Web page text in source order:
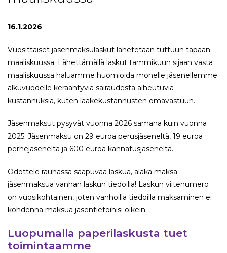
16.1.2026
Vuosittaiset jäsenmaksulaskut lähetetään tuttuun tapaan
maaliskuussa. Lähettämällä laskut tammikuun sijaan vasta
maaliskuussa haluamme huomioida monelle jäsenellemme
alkuvuodelle kerääntyviä sairaudesta aiheutuvia
kustannuksia, kuten lääkekustannusten omavastuun.
Jäsenmaksut pysyvät vuonna 2026 samana kuin vuonna
2025. Jäsenmaksu on 29 euroa perusjäseneltä, 19 euroa
perhejäseneltä ja 600 euroa kannatusjäseneltä.
Odottele rauhassa saapuvaa laskua, äläkä maksa
jäsenmaksua vanhan laskun tiedoilla! Laskun viitenumero
on vuosikohtainen, joten vanhoilla tiedoilla maksaminen ei
kohdenna maksua jäsentietoihisi oikein.
Luopumalla paperilaskusta tuet
toimintaamme